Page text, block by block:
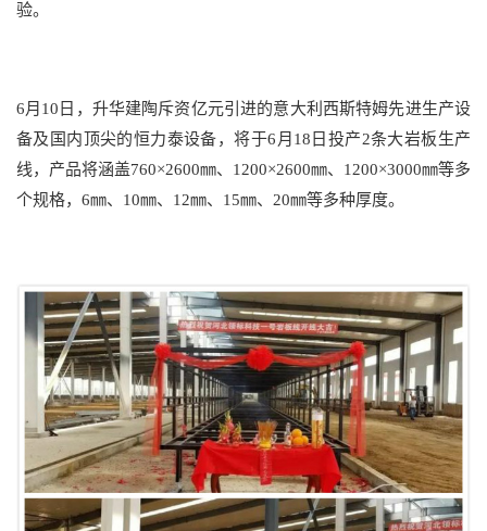
验。
6月10日，升华建陶斥资亿元引进的意大利西斯特姆先进生产设
备及国内顶尖的恒力泰设备，将于6月18日投产2条大岩板生产
线，产品将涵盖760×2600㎜、1200×2600㎜、1200×3000㎜等多
个规格，6㎜、10㎜、12㎜、15㎜、20㎜等多种厚度。